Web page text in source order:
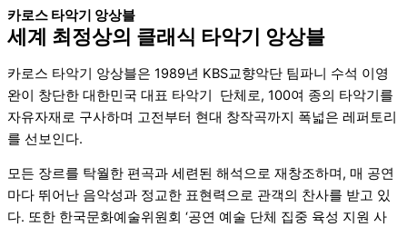
카로스 타악기 앙상블
세계 최정상의 클래식 타악기 앙상블
카로스 타악기 앙상블은 1989년 KBS교향악단 팀파니 수석 이영
완이 창단한 대한민국 대표 타악기 단체로, 100여 종의 타악기를
자유자재로 구사하며 고전부터 현대 창작곡까지 폭넓은 레퍼토리
를 선보인다.
모든 장르를 탁월한 편곡과 세련된 해석으로 재창조하며, 매 공연
마다 뛰어난 음악성과 정교한 표현력으로 관객의 찬사를 받고 있
다. 또한 한국문화예술위원회 ‘공연 예술 단체 집중 육성 지원 사